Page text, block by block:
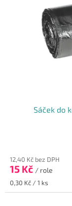
Sáček do
12,40 Kč bez DPH
15 Kč / role
Měrná
cena:
0,30 Kč / 1 ks